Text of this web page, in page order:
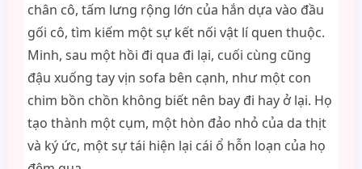
chân cô, tấm lưng rộng lớn của hắn dựa vào đầu
gối cô, tìm kiếm một sự kết nối vật lí quen thuộc.
Minh, sau một hồi đi qua đi lại, cuối cùng cũng
đậu xuống tay vịn sofa bên cạnh, như một con
chim bồn chồn không biết nên bay đi hay ở lại. Họ
tạo thành một cụm, một hòn đảo nhỏ của da thịt
và ký ức, một sự tái hiện lại cái ổ hỗn loạn của họ